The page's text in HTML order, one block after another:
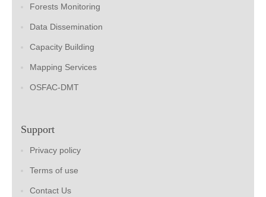
Forests Monitoring
Data Dissemination
Capacity Building
Mapping Services
OSFAC-DMT
Support
Privacy policy
Terms of use
Contact Us